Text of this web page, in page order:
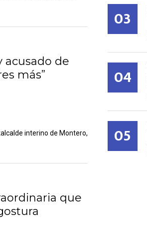
acusado de
más”
interino de Montero,
que
03
04
05